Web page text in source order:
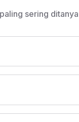
sering